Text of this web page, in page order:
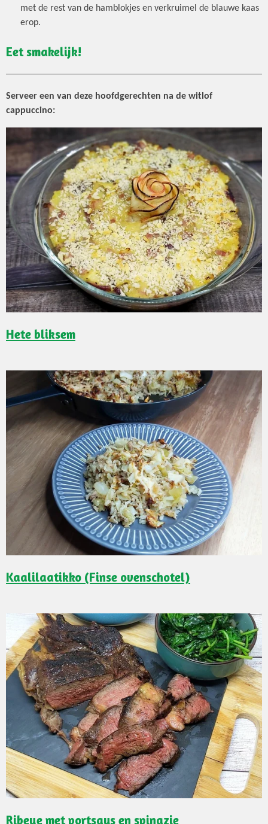
met de rest van de hamblokjes en verkruimel de blauwe kaas
erop.
Eet smakelijk!
Serveer een van deze hoofdgerechten na de witlof
cappuccino:
Hete bliksem
Kaalilaatikko (Finse ovenschotel)
Ribeye met portsaus en spinazie